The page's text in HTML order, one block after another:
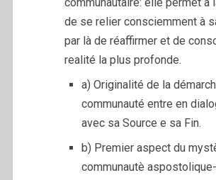
de se relier consciemment à
par là de réaffirmer et de
realité la plus profonde.
a) Originalité de la
communauté entre en
avec sa Source e sa Fin.
b) Premier aspect du
communautè